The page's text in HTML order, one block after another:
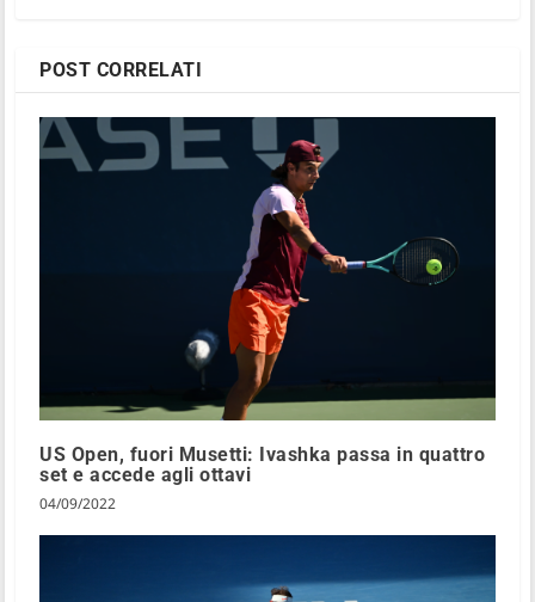
POST CORRELATI
US Open, fuori Musetti: Ivashka passa in quattro
set e accede agli ottavi
04/09/2022